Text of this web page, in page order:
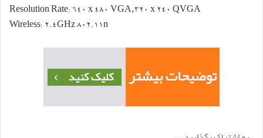
Resolution Rate: 640 x 480 VGA,320 x 240 QVGA
Wireless: 2.4GHz 802.11n